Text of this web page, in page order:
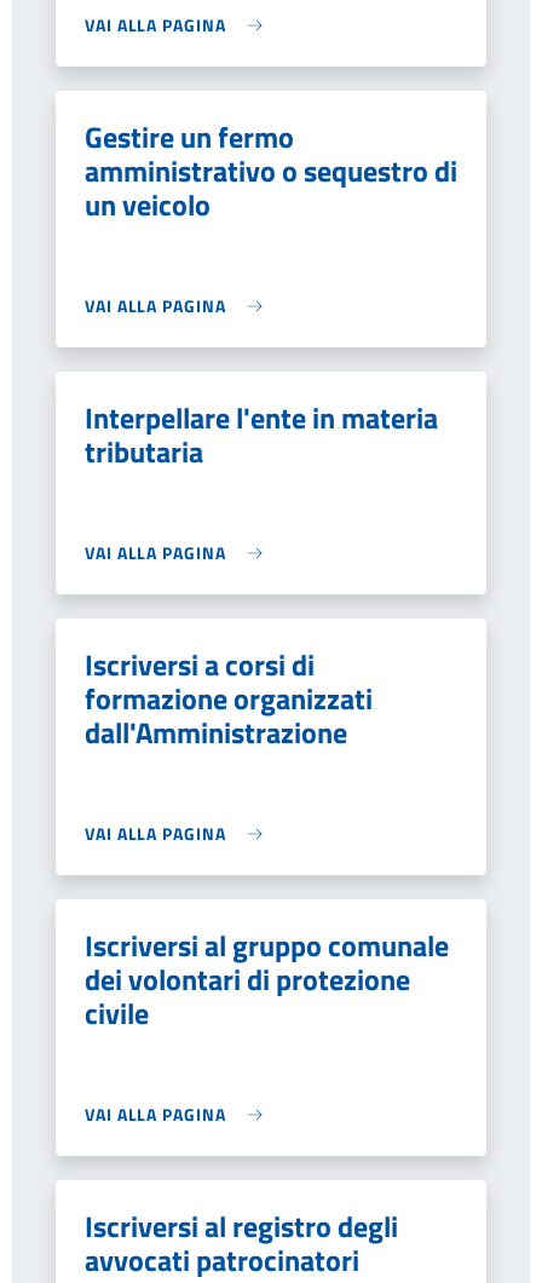
VAI ALLA PAGINA
Gestire un fermo
amministrativo o sequestro di
un veicolo
VAI ALLA PAGINA
Interpellare l'ente in materia
tributaria
VAI ALLA PAGINA
Iscriversi a corsi di
formazione organizzati
dall'Amministrazione
VAI ALLA PAGINA
Iscriversi al gruppo comunale
dei volontari di protezione
civile
VAI ALLA PAGINA
Iscriversi al registro degli
avvocati patrocinatori